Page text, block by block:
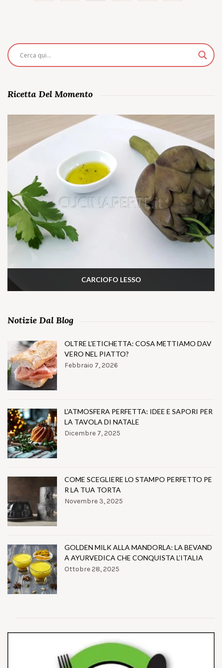
Ricetta Del Momento
CARCIOFO LESSO
Notizie Dal Blog
OLTRE L’ETICHETTA: COSA METTIAMO DAV
VERO NEL PIATTO?
Febbraio 7, 2026
L’ATMOSFERA PERFETTA: IDEE E SAPORI PER
LA TAVOLA DI NATALE
Dicembre 7, 2025
COME SCEGLIERE LO STAMPO PERFETTO PE
R LA TUA TORTA
Novembre 3, 2025
GOLDEN MILK ALLA MANDORLA: LA BEVAND
A AYURVEDICA CHE CONQUISTA L’ITALIA
Ottobre 28, 2025